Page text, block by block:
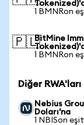
1 BMNRon
🇵🇱BitMine
1 BMNRon
Diğer
Nebius
Doları'na
1 NBISon